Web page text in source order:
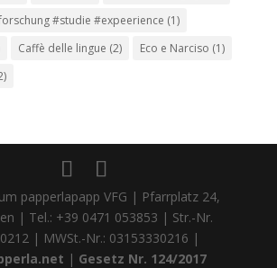
#studie #expeerience (1)
Caffè delle lingue (2) Eco e Narciso (1)
papperlapapp VFG | Pfarrplatz 24,
| Tel.: +39 0471 053853 | Str.-Nr.
| MWSt.-Nr.: 03153330216 |
| Gesetz Nr. 124/2017